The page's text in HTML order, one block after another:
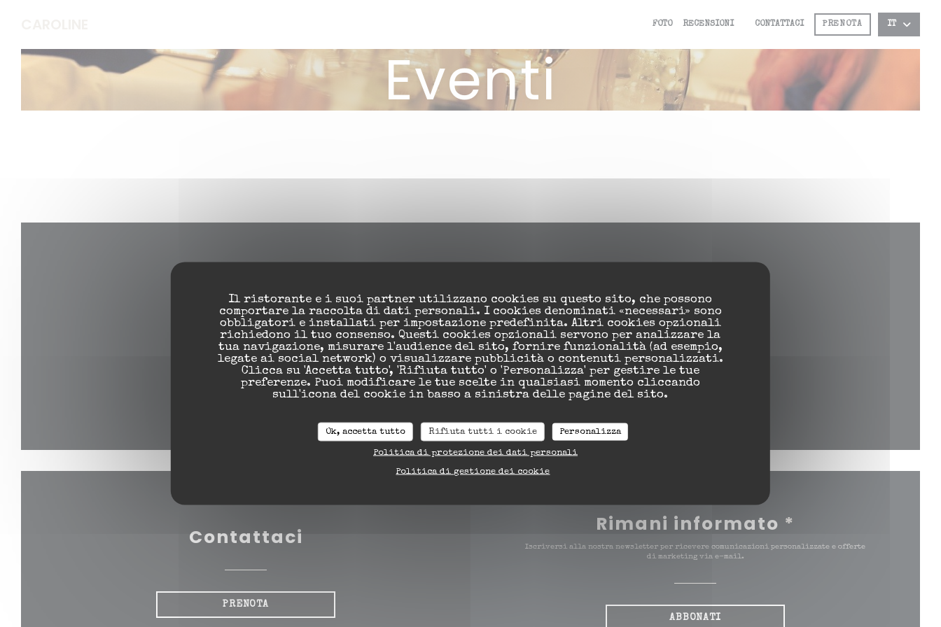
Il ristorante e i suoi partner utilizzano cookies su questo sito, che possono
comportare la raccolta di dati personali. I cookies denominati «necessari» sono
obbligatori e installati per impostazione predefinita. Altri cookies opzionali
richiedono il tuo consenso. Questi cookies opzionali servono per analizzare la
tua navigazione, misurare l'audience del sito, fornire funzionalità (ad esempio,
legate ai social network) o visualizzare pubblicità o contenuti personalizzati.
Clicca su 'Accetta tutto', 'Rifiuta tutto' o 'Personalizza' per gestire le tue
preferenze. Puoi modificare le tue scelte in qualsiasi momento cliccando
sull'icona del cookie in basso a sinistra delle pagine del sito.
Ok, accetta tutto Rifiuta tutti i cookie Personalizza
Politica di protezione dei dati personali
Politica di gestione dei cookie
FOTO RECENSIONI CONTATTACI PRENOTA IT
Eventi
5 Bis Rue de la Paix 33850 Léognan((apre una nuova finestra))
05 56 33 17 51
Contattaci
PRENOTA
Rimani informato *
Iscriversi alla nostra newsletter per ricevere comunicazioni personalizzate e offerte
di marketing via e-mail.
ABBONATI